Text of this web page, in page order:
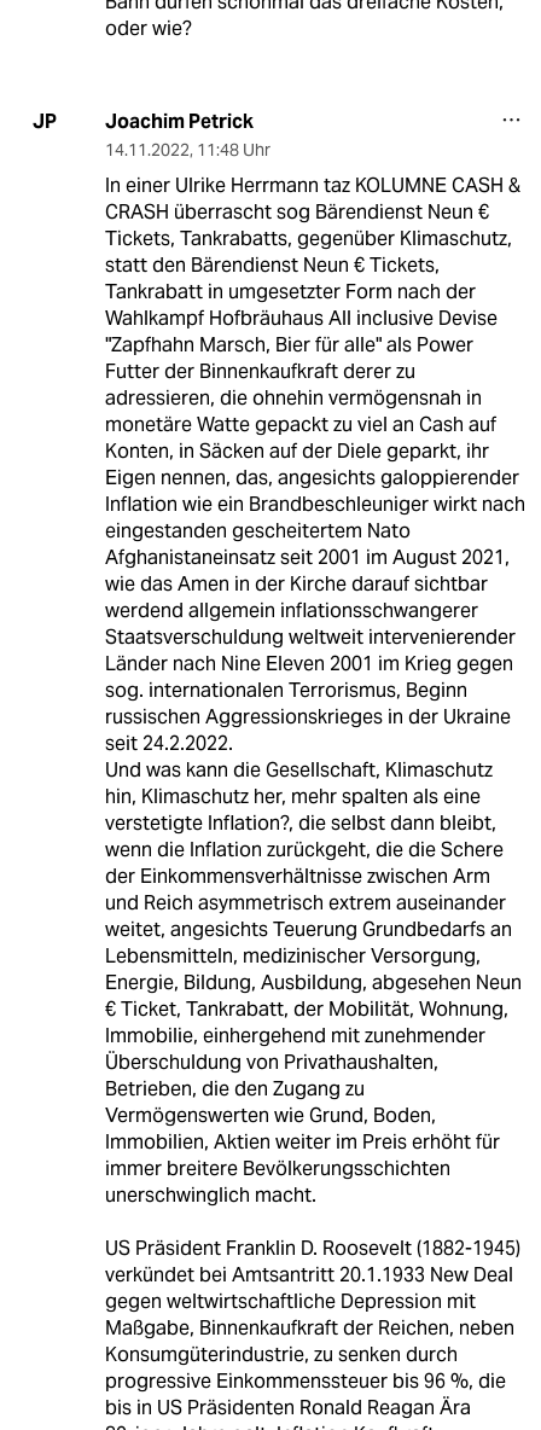
oder wie?
JP Joachim Petrick
14.11.2022, 11:48 Uhr
In einer Ulrike Herrmann taz KOLUMNE CASH &
CRASH überrascht sog Bärendienst Neun €
Tickets, Tankrabatts, gegenüber Klimaschutz,
statt den Bärendienst Neun € Tickets,
Tankrabatt in umgesetzter Form nach der
Wahlkampf Hofbräuhaus All inclusive Devise
"Zapfhahn Marsch, Bier für alle" als Power
Futter der Binnenkaufkraft derer zu
adressieren, die ohnehin vermögensnah in
monetäre Watte gepackt zu viel an Cash auf
Konten, in Säcken auf der Diele geparkt, ihr
Eigen nennen, das, angesichts galoppierender
Inflation wie ein Brandbeschleuniger wirkt nach
eingestanden gescheitertem Nato
Afghanistaneinsatz seit 2001 im August 2021,
wie das Amen in der Kirche darauf sichtbar
werdend allgemein inflationsschwangerer
Staatsverschuldung weltweit intervenierender
Länder nach Nine Eleven 2001 im Krieg gegen
sog. internationalen Terrorismus, Beginn
russischen Aggressionskrieges in der Ukraine
seit 24.2.2022.
Und was kann die Gesellschaft, Klimaschutz
hin, Klimaschutz her, mehr spalten als eine
verstetigte Inflation?, die selbst dann bleibt,
wenn die Inflation zurückgeht, die die Schere
der Einkommensverhältnisse zwischen Arm
und Reich asymmetrisch extrem auseinander
weitet, angesichts Teuerung Grundbedarfs an
Lebensmitteln, medizinischer Versorgung,
Energie, Bildung, Ausbildung, abgesehen Neun
€ Ticket, Tankrabatt, der Mobilität, Wohnung,
Immobilie, einhergehend mit zunehmender
Überschuldung von Privathaushalten,
Betrieben, die den Zugang zu
Vermögenswerten wie Grund, Boden,
Immobilien, Aktien weiter im Preis erhöht für
immer breitere Bevölkerungsschichten
unerschwinglich macht.
US Präsident Franklin D. Roosevelt (1882-1945)
verkündet bei Amtsantritt 20.1.1933 New Deal
gegen weltwirtschaftliche Depression mit
Maßgabe, Binnenkaufkraft der Reichen, neben
Konsumgüterindustrie, zu senken durch
progressive Einkommenssteuer bis 96 %, die
bis in US Präsidenten Ronald Reagan Ära